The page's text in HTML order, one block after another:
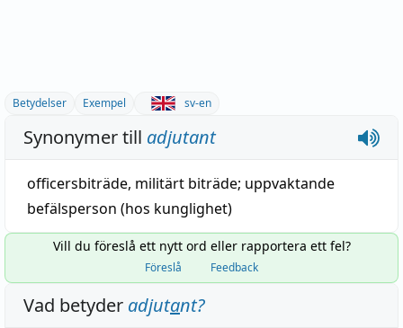
Betydelser Exempel sv-en
Synonymer till adjutant
officersbiträde, militärt biträde; uppvaktande
befälsperson (hos kunglighet)
Vill du föreslå ett nytt ord eller rapportera ett fel?
Föreslå Feedback
Vad betyder adjutant?